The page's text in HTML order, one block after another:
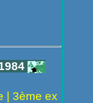
| 3ème ex